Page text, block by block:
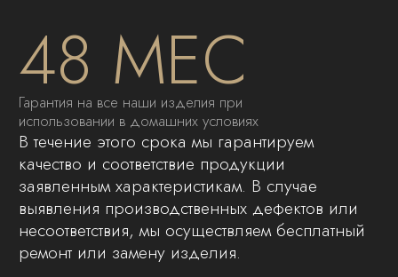
стенок тумб.
Во избежание возможного попадания
воды под раковину, рекомендуется
обрабатывать силиконовым герметиком
заднюю поверхность раковины,
примыкающую к стене. Рекомендуется
использовать прозрачный либо белого
цвета герметик.
04
Установите раковину на тумбу и плотно
прижмите к тумбе и стене. Для удаления
остатков герметика рекомендуется
использовать влажную ткань.
После отверждения герметика,
установите санитарно-техническую
арматуру.
06
Запрещено вкручивать болты